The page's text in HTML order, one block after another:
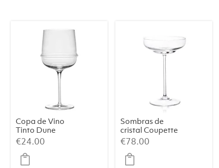
Copa de Vino
Tinto Dune
€24.00
Sombras de
cristal Coupette
en transparente
sin nubes (lote
de 2)
€78.00